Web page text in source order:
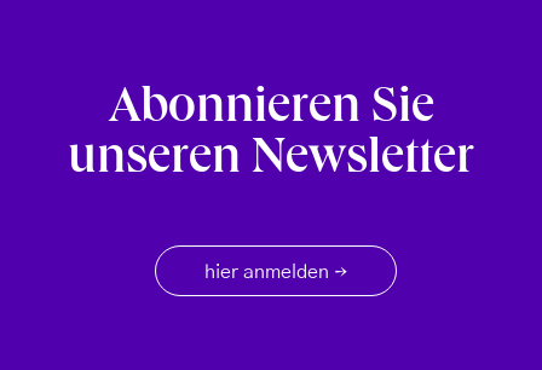
Abonnieren Sie
unseren Newsletter
hier anmelden →